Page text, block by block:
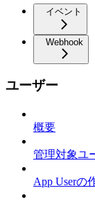
イベント
Webhook
ユーザー
概要
管理対象ユ
App Userの